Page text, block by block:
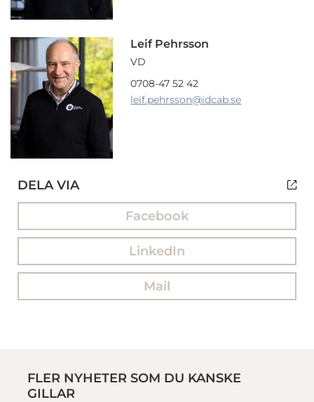
Leif Pehrsson
VD
0708-47 52 42
leif.pehrsson@idcab.se
DELA VIA
Facebook
LinkedIn
Mail
FLER NYHETER SOM DU KANSKE
GILLAR